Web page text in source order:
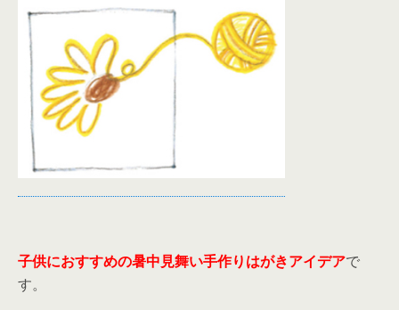
子供におすすめの暑中見舞い手作りはがきアイデアで
す。